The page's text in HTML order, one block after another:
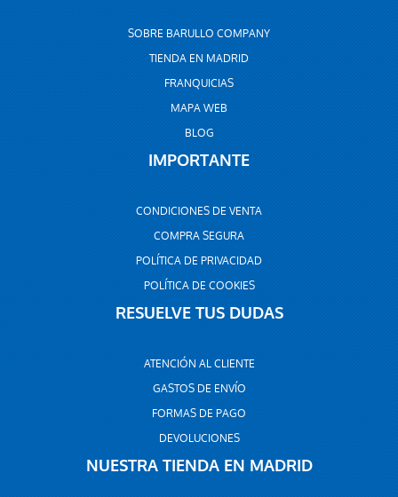
SOBRE BARULLO COMPANY
TIENDA EN MADRID
FRANQUICIAS
MAPA WEB
BLOG
IMPORTANTE
CONDICIONES DE VENTA
COMPRA SEGURA
POLÍTICA DE PRIVACIDAD
POLÍTICA DE COOKIES
RESUELVE TUS DUDAS
ATENCIÓN AL CLIENTE
GASTOS DE ENVÍO
FORMAS DE PAGO
DEVOLUCIONES
NUESTRA TIENDA EN MADRID